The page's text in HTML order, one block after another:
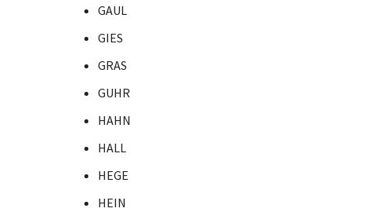
GAUL
GIES
GRAS
GUHR
HAHN
HALL
HEGE
HEIN